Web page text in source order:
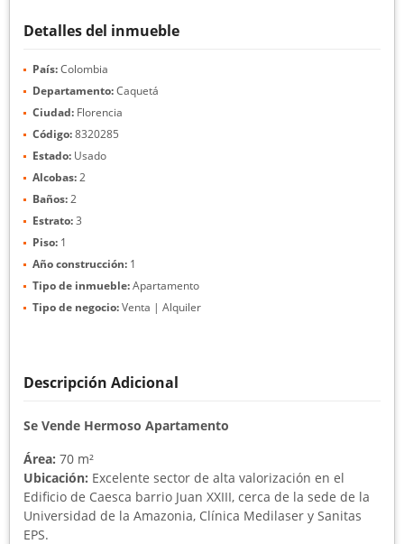
Detalles del inmueble
País:Colombia
Departamento:Caquetá
Ciudad: Florencia
Código:8320285
Estado: Usado
Alcobas:2
Baños:2
Estrato:3
Piso: 1
Año construcción: 1
Tipo de inmueble:Apartamento
Tipo de negocio:Venta | Alquiler
Descripción Adicional
Se Vende Hermoso Apartamento
Área: 70 m²
Ubicación: Excelente sector de alta valorización en el
Edificio de Caesca barrio Juan XXIII, cerca de la sede de la
Universidad de la Amazonia, Clínica Medilaser y Sanitas
EPS.